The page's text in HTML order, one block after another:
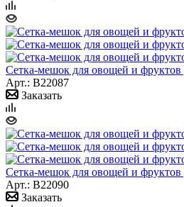
Сетка-мешок для овощей и фруктов
Арт.: B22087
Заказать
Сетка-мешок для овощей и фруктов
Арт.: B22090
Заказать